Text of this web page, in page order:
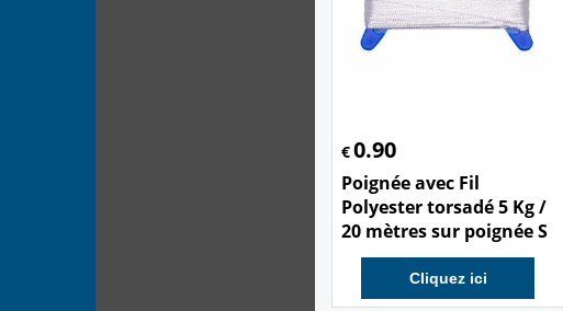
€0.90
Poignée avec Fil
Polyester torsadé 5 Kg /
20 mètres sur poignée S
Cliquez ici